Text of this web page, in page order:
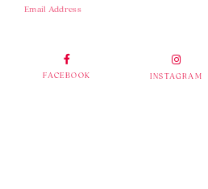
FACEBOOK INSTAGRAM